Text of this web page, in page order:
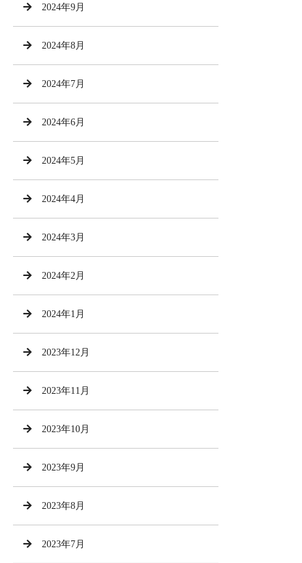
2024年9月
2024年8月
2024年7月
2024年6月
2024年5月
2024年4月
2024年3月
2024年2月
2024年1月
2023年12月
2023年11月
2023年10月
2023年9月
2023年8月
2023年7月